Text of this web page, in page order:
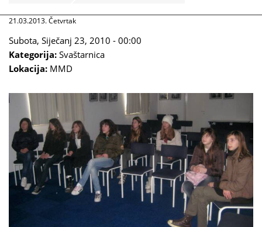
21.03.2013. Četvrtak
Subota, Siječanj 23, 2010 - 00:00
Kategorija: Svaštarnica
Lokacija: MMD